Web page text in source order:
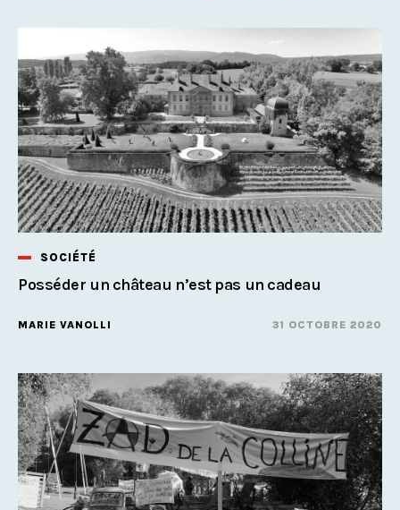
SOCIÉTÉ
Posséder un château n’est pas un cadeau
MARIE VANOLLI 31 OCTOBRE 2020